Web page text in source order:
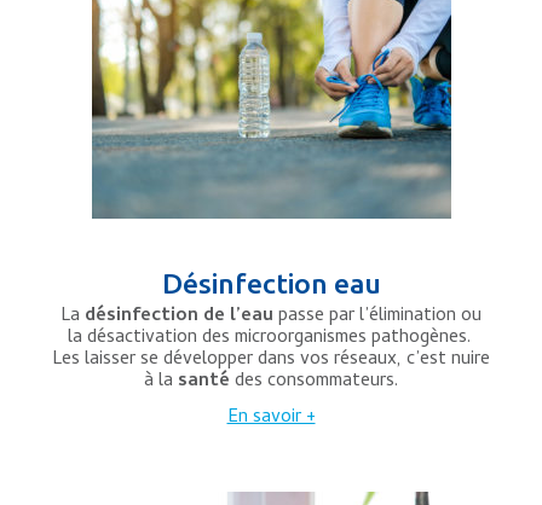
Désinfection eau
La désinfection de l’eaupasse par l’élimination ou
la désactivation des microorganismes pathogènes.
Les laisser se développer dans vos réseaux, c’est nuire
à la santédes consommateurs.
En savoir +